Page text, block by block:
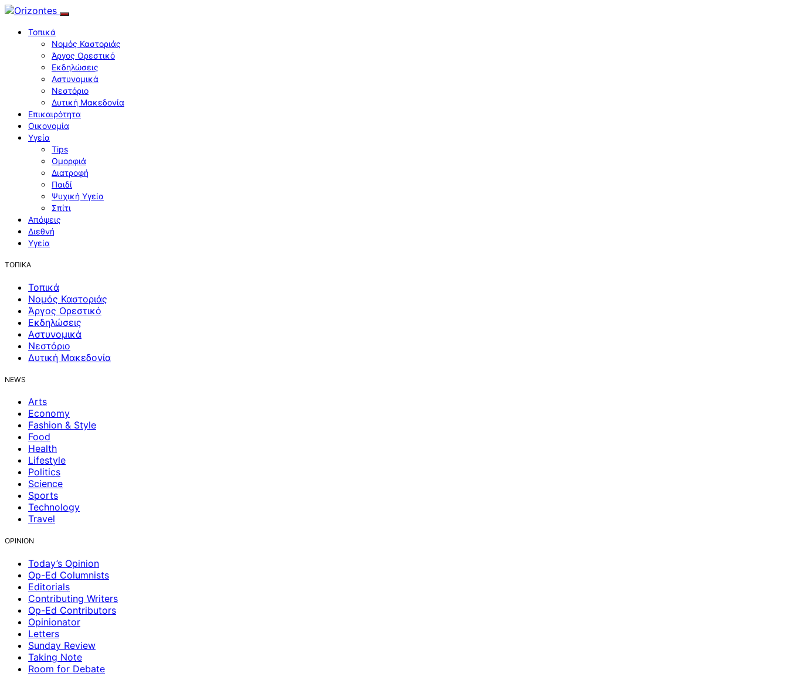
Τοπικά
Νομός Καστοριάς
Άργος Ορεστικό
Εκδηλώσεις
Αστυνομικά
Νεστόριο
Δυτική Μακεδονία
Επικαιρότητα
Οικονομία
Υγεία
Tips
Ομορφιά
Διατροφή
Παιδί
Ψυχική Υγεία
Σπίτι
Απόψεις
Διεθνή
Υγεία
ΤΟΠΙΚΑ
Τοπικά
Νομός Καστοριάς
Άργος Ορεστικό
Εκδηλώσεις
Αστυνομικά
Νεστόριο
Δυτική Μακεδονία
NEWS
Arts
Economy
Fashion & Style
Food
Health
Lifestyle
Politics
Science
Sports
Technology
Travel
OPINION
Today’s Opinion
Op-Ed Columnists
Editorials
Contributing Writers
Op-Ed Contributors
Opinionator
Letters
Sunday Review
Taking Note
Room for Debate